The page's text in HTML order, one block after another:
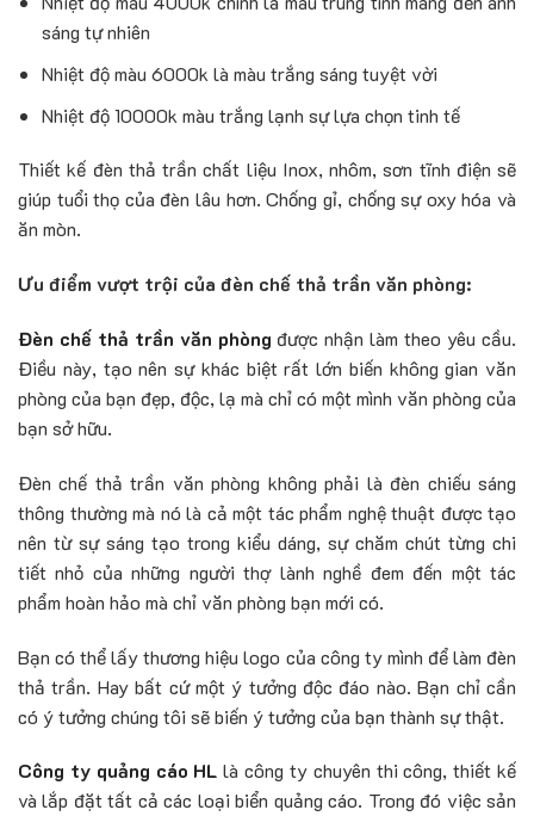
sáng tự nhiên
Nhiệt độ màu 6000k là màu trắng sáng tuyệt vời
Nhiệt độ 10000k màu trắng lạnh sự lựa chọn tinh tế
Thiết kế đèn thả trần chất liệu Inox, nhôm, sơn tĩnh điện sẽ
giúp tuổi thọ của đèn lâu hơn. Chống gỉ, chống sự oxy hóa và
ăn mòn.
Ưu điểm vượt trội của đèn chế thả trần văn phòng:
Đèn chế thả trần văn phòng được nhận làm theo yêu cầu.
Điều này, tạo nên sự khác biệt rất lớn biến không gian văn
phòng của bạn đẹp, độc, lạ mà chỉ có một mình văn phòng của
bạn sở hữu.
Đèn chế thả trần văn phòng không phải là đèn chiếu sáng
thông thường mà nó là cả một tác phẩm nghệ thuật được tạo
nên từ sự sáng tạo trong kiểu dáng, sự chăm chút từng chi
tiết nhỏ của những người thợ lành nghề đem đến một tác
phẩm hoàn hảo mà chỉ văn phòng bạn mới có.
Bạn có thể lấy thương hiệu logo của công ty mình để làm đèn
thả trần. Hay bất cứ một ý tưởng độc đáo nào. Bạn chỉ cần
có ý tưởng chúng tôi sẽ biến ý tưởng của bạn thành sự thật.
Công ty quảng cáo HL là công ty chuyên thi công, thiết kế
và lắp đặt tất cả các loại biển quảng cáo. Trong đó việc sản